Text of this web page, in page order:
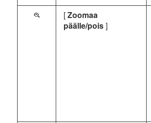
p [Zoomaa
päälle/pois]